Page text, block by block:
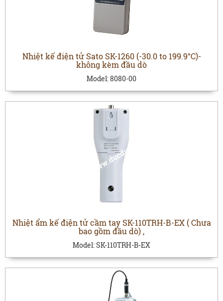
Nhiệt kế điện tử Sato SK-1260 (-30.0 to 199.9°C)-
không kèm đầu dò
Model:8080-00
Nhiệt ẩm kế điện tử cầm tay SK-110TRH-B-EX ( Chưa
bao gồm đầu dò) ,
Model:SK-110TRH-B-EX